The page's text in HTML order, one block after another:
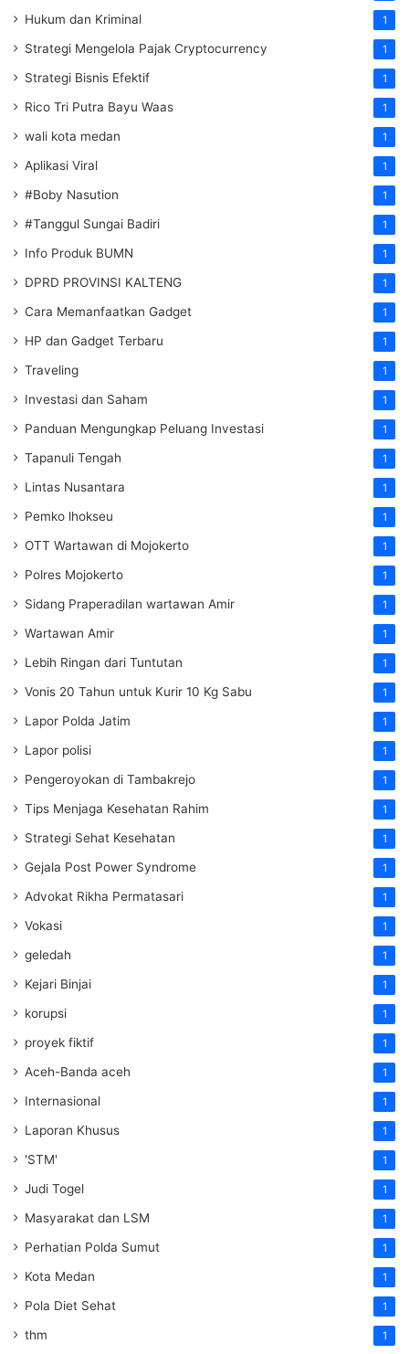
Hukum dan Kriminal 1
Strategi Mengelola Pajak Cryptocurrency 1
Strategi Bisnis Efektif 1
Rico Tri Putra Bayu Waas 1
wali kota medan 1
Aplikasi Viral 1
#Boby Nasution 1
#Tanggul Sungai Badiri 1
Info Produk BUMN 1
DPRD PROVINSI KALTENG 1
Cara Memanfaatkan Gadget 1
HP dan Gadget Terbaru 1
Traveling 1
Investasi dan Saham 1
Panduan Mengungkap Peluang Investasi 1
Tapanuli Tengah 1
Lintas Nusantara 1
Pemko lhokseu 1
OTT Wartawan di Mojokerto 1
Polres Mojokerto 1
Sidang Praperadilan wartawan Amir 1
Wartawan Amir 1
Lebih Ringan dari Tuntutan 1
Vonis 20 Tahun untuk Kurir 10 Kg Sabu 1
Lapor Polda Jatim 1
Lapor polisi 1
Pengeroyokan di Tambakrejo 1
Tips Menjaga Kesehatan Rahim 1
Strategi Sehat Kesehatan 1
Gejala Post Power Syndrome 1
Advokat Rikha Permatasari 1
Vokasi 1
geledah 1
Kejari Binjai 1
korupsi 1
proyek fiktif 1
Aceh-Banda aceh 1
Internasional 1
Laporan Khusus 1
'STM' 1
Judi Togel 1
Masyarakat dan LSM 1
Perhatian Polda Sumut 1
Kota Medan 1
Pola Diet Sehat 1
thm 1